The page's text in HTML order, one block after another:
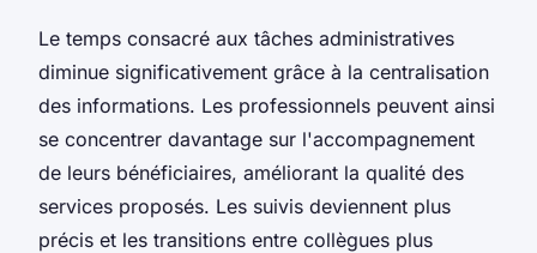
Le temps consacré aux tâches administratives
diminue significativement grâce à la centralisation
des informations. Les professionnels peuvent ainsi
se concentrer davantage sur l'accompagnement
de leurs bénéficiaires, améliorant la qualité des
services proposés. Les suivis deviennent plus
précis et les transitions entre collègues plus